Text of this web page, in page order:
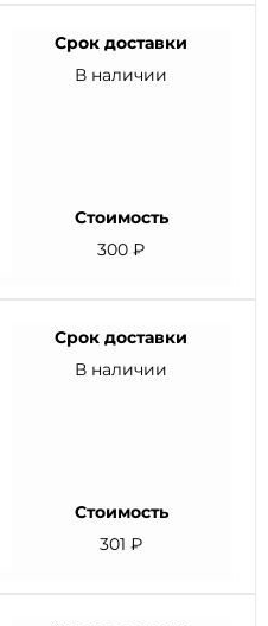
Срок доставки
В наличии
Стоимость
300 ₽
Срок доставки
В наличии
Стоимость
301 ₽